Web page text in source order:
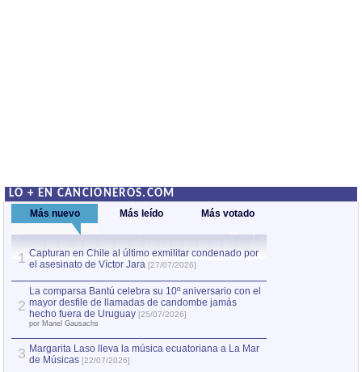
LO + EN CANCIONEROS.COM
Más nuevo Más leído Más votado
1 Capturan en Chile al último exmilitar condenado por
el asesinato de Víctor Jara [27/07/2026]
2
La comparsa Bantú celebra su 10º aniversario con el
mayor desfile de llamadas de candombe jamás
hecho fuera de Uruguay [25/07/2026]
por Manel Gausachs
3 Margarita Laso lleva la música ecuatoriana a La Mar
de Músicas [22/07/2026]